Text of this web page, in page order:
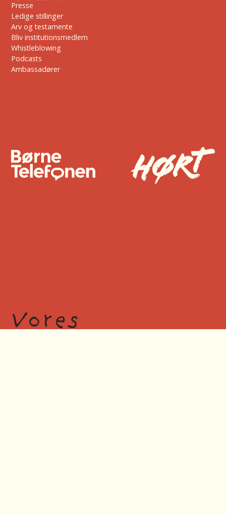
Presse
Ledige stillinger
Arv og testamente
Bliv institutionsmedlem
Whistleblowing
Podcasts
Ambassadører